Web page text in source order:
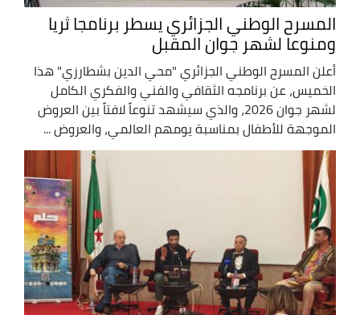
المسرح الوطني الجزائري يسطر برنامجا ثريا
ومنوعا لشهر جوان المقبل
أعلن المسرح الوطني الجزائري "محي الدين بشطارزي" هذا
الخميس، عن برنامجه الثقافي والفني والفكري الكامل
لشهر جوان 2026، والذي سيشهد تنوعاً لافتاً بين العروض
الموجهة للأطفال بمناسبة يومهم العالمي، والعروض ...